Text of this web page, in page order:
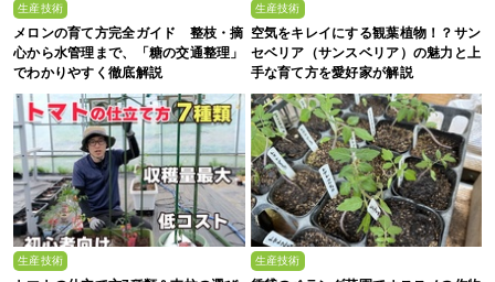
生産技術
メロンの育て方完全ガイド 整枝・摘
心から水管理まで、「糖の交通整理」
でわかりやすく徹底解説
生産技術
空気をキレイにする観葉植物！？サン
セベリア（サンスベリア）の魅力と上
手な育て方を愛好家が解説
生産技術 生産技術